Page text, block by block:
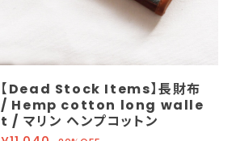
【Dead Stock Items】長財布
/ Hemp cotton long walle
t / マリン ヘンプコットン